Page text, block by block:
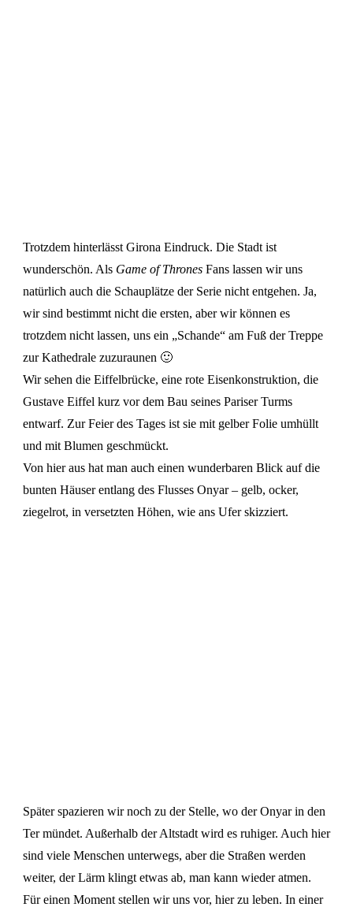
Trotzdem hinterlässt Girona Eindruck. Die Stadt ist
wunderschön. Als Game of Thrones Fans lassen wir uns
natürlich auch die Schauplätze der Serie nicht entgehen. Ja,
wir sind bestimmt nicht die ersten, aber wir können es
trotzdem nicht lassen, uns ein „Schande“ am Fuß der Treppe
zur Kathedrale zuzuraunen 🙂
Wir sehen die Eiffelbrücke, eine rote Eisenkonstruktion, die
Gustave Eiffel kurz vor dem Bau seines Pariser Turms
entwarf. Zur Feier des Tages ist sie mit gelber Folie umhüllt
und mit Blumen geschmückt.
Von hier aus hat man auch einen wunderbaren Blick auf die
bunten Häuser entlang des Flusses Onyar – gelb, ocker,
ziegelrot, in versetzten Höhen, wie ans Ufer skizziert.
Später spazieren wir noch zu der Stelle, wo der Onyar in den
Ter mündet. Außerhalb der Altstadt wird es ruhiger. Auch hier
sind viele Menschen unterwegs, aber die Straßen werden
weiter, der Lärm klingt etwas ab, man kann wieder atmen.
Für einen Moment stellen wir uns vor, hier zu leben. In einer